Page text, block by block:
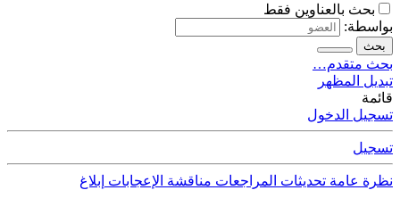
بحث بالعناوين فقط
بواسطة:
بحث
بحث متقدم…
تبديل المظهر
قائمة
تسجيل الدخول
تسجيل
نظرة عامة تحديثات المراجعات مناقشة الإعجابات إبلاغ